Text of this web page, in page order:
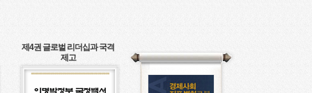
제4권 글로벌 리더십과 국격
제고